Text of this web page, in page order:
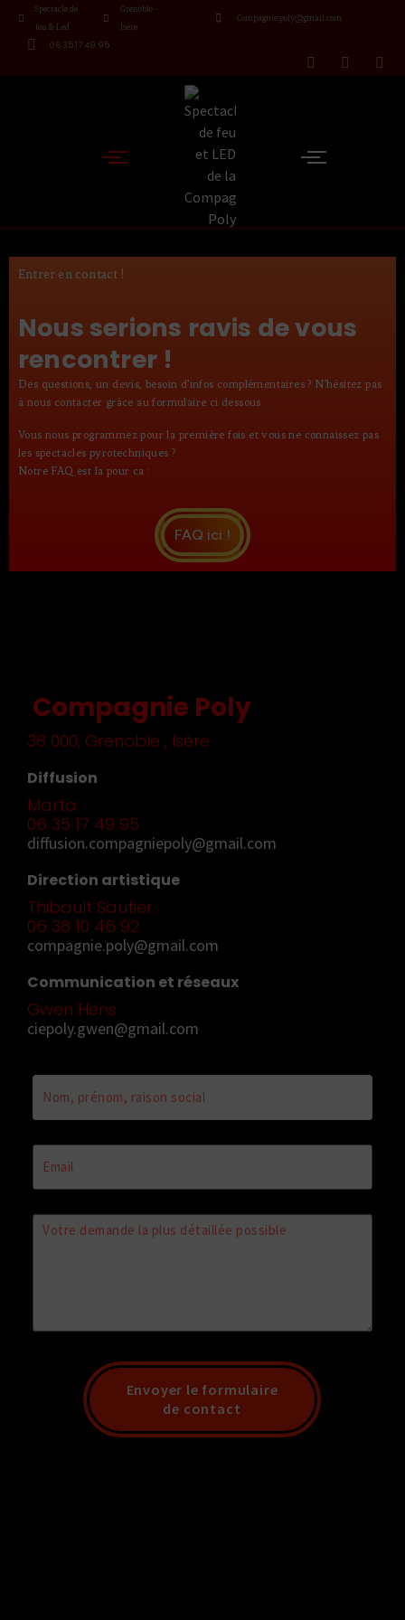
Spectacle de
feu & Led
Grenoble -
Isère
Compagnie.poly@gmail.com
06.35.17.49.95
Entrer en contact !
Nous serions ravis de vous
rencontrer !
Des questions, un devis, besoin d’infos complémentaires ? N’hésitez pas
à nous contacter grâce au formulaire ci dessous .
Vous nous programmez pour la première fois et vous ne connaissez pas
les spectacles pyrotechniques ?
Notre FAQ est la pour ca :
FAQ ici !
Compagnie Poly
38 000, Grenoble , Isère
Diffusion
Marta
06 35 17 49 95
diffusion.compagniepoly@gmail.com
Direction artistique
Thibault Sautier
06 38 10 46 92
compagnie.poly@gmail.com
Communication et réseaux
Gwen Hens
ciepoly.gwen@gmail.com
Envoyer le formulaire
de contact